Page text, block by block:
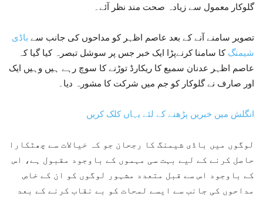
گلوکار معمول سے زیادہ صحت مند نظر آئے۔
تصویر سامنے آنے کے بعد عاصم اظہر کو مداحوں کی جانب سے باڈی
شیمنگ کا سامنا کرنےپڑا ایک خبر جس پر سوشل تبصرہ کیا گیا کہ
عاصم اظہر عدنان سمیع کا ریکارڈ توڑنے کا سوچ رہے ہیں وہیں ایک
اور صارف نے گلوکار کو جم میں شرکت کا مشورہ دیا۔
انگلش میں خبریں پڑھنے کے لئے یہاں کلک کریں
لوگوں میں باڈی شیمنگ کا رجحان جو کہ خیالات سے چھٹکارا
حاصل کرنے کے لیے بہت سی مہموں کے باوجود مقبول ہے، اس
کے باوجود اس سے قبل متعدد مشہور لوگوں کو ان کے خاص
مداحوں کی جانب سے ایسے لمحات کو بے نقاب کرنے کے بعد